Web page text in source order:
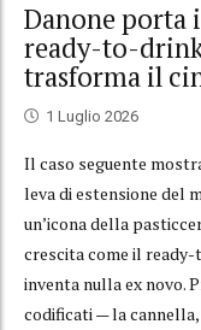
Danone porta
ready-to-
trasforma il
1 Luglio 2026
Il caso seguente
leva di estensione del
un’icona della
crescita come il
inventa nulla ex novo.
codificati — la cannella,